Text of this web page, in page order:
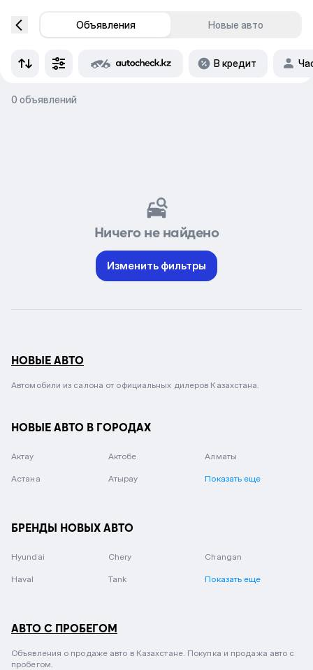
Объявления Новые авто
В кредит
0 объявлений
Ничего не найдено
Изменить фильтры
НОВЫЕ АВТО
Автомобили из салона от официальных дилеров Казахстана.
НОВЫЕ АВТО В ГОРОДАХ
Актау Актобе Алматы
Астана Атырау Показать еще
БРЕНДЫ НОВЫХ АВТО
Hyundai Chery Changan
Haval Tank Показать еще
АВТО С ПРОБЕГОМ
Объявления о продаже авто в Казахстане. Покупка и продажа авто с
пробегом.